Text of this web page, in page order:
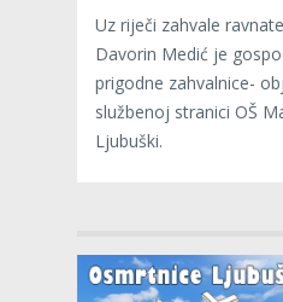
Uz riječi zahvale
Davorin Medić je
prigodne zahvalnice-
službenoj stranici OŠ
Ljubuški.